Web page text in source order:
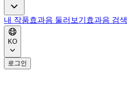
내 작품효과음 둘러보기 효과음 검색
KO
로그인